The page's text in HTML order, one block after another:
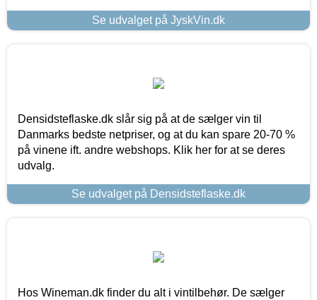
Se udvalget på JyskVin.dk
Densidsteflaske.dk slår sig på at de sælger vin til
Danmarks bedste netpriser, og at du kan spare 20-70 %
på vinene ift. andre webshops. Klik her for at se deres
udvalg.
Se udvalget på Densidsteflaske.dk
Hos Wineman.dk finder du alt i vintilbehør. De sælger